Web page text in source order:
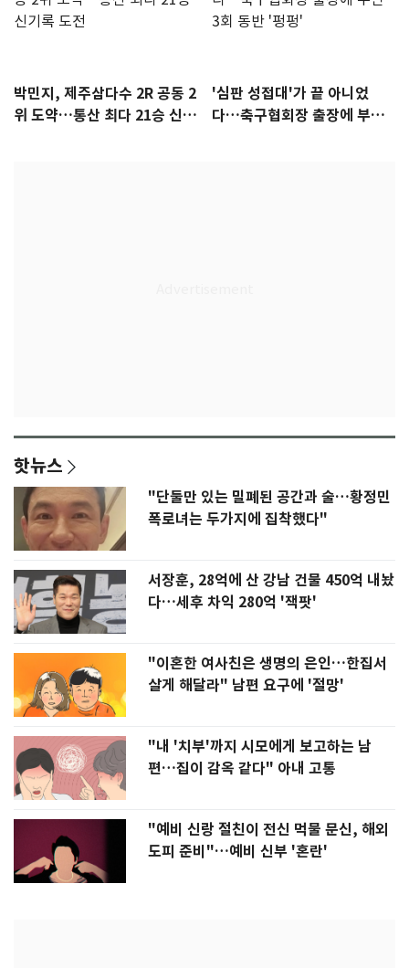
박민지, 제주삼다수 2R 공동 2
위 도약…통산 최다 21승 신기
'심판 성접대'가 끝 아니었
다…축구협회장 출장에 부인
핫뉴스
"단둘만 있는 밀폐된 공간과 술…황정민
폭로녀는 두가지에 집착했다"
서장훈, 28억에 산 강남 건물 450억 내놨
다…세후 차익 280억 '잭팟'
"이혼한 여사친은 생명의 은인…한집서
살게 해달라" 남편 요구에 '절망'
"내 '치부'까지 시모에게 보고하는 남
편…집이 감옥 같다" 아내 고통
"예비 신랑 절친이 전신 먹물 문신, 해외
도피 준비"…예비 신부 '혼란'